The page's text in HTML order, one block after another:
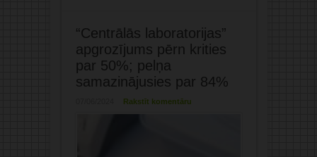
“Centrālās laboratorijas”
apgrozījums pērn krities
par 50%; pelņa
samazinājusies par 84%
Rakstīt komentāru